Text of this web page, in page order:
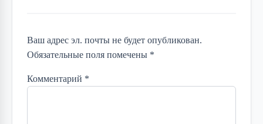
Ваш адрес эл. почты не будет опубликован.
Обязательные поля помечены *
Комментарий *